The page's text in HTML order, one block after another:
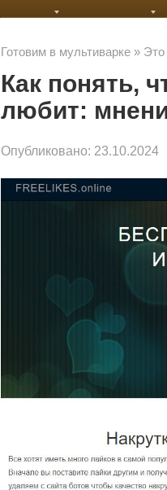
Готовим в мультиварке » Это
Как понять,
любит:
Опубликовано: 23.10.2024